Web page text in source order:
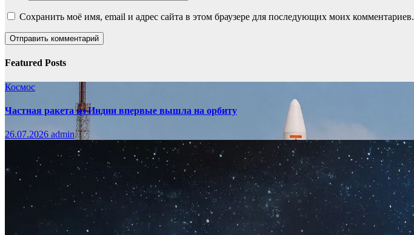
Сохранить моё имя, email и адрес сайта в этом браузере для последующих моих комментариев.
Featured Posts
Космос
Частная ракета из Индии впервые вышла на орбиту
26.07.2026 admin